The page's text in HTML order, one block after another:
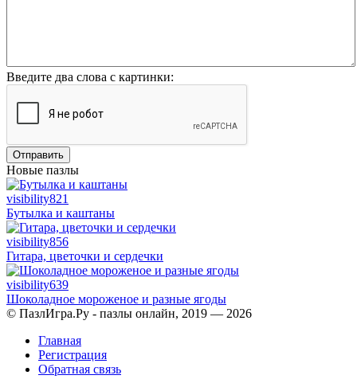
Введите два слова с картинки:
Отправить
Новые пазлы
visibility821
Бутылка и каштаны
visibility856
Гитара, цветочки и сердечки
visibility639
Шоколадное мороженое и разные ягоды
© ПазлИгра.Ру - пазлы онлайн, 2019 — 2026
Главная
Регистрация
Обратная связь